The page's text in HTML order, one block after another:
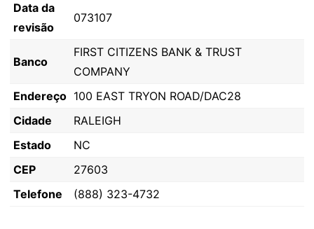
Data da
revisão
073107
Banco
FIRST CITIZENS BANK & TRUST
COMPANY
Endereço 100 EAST TRYON ROAD/DAC28
Cidade
RALEIGH
Estado
NC
CEP
27603
Telefone
(888) 323-4732